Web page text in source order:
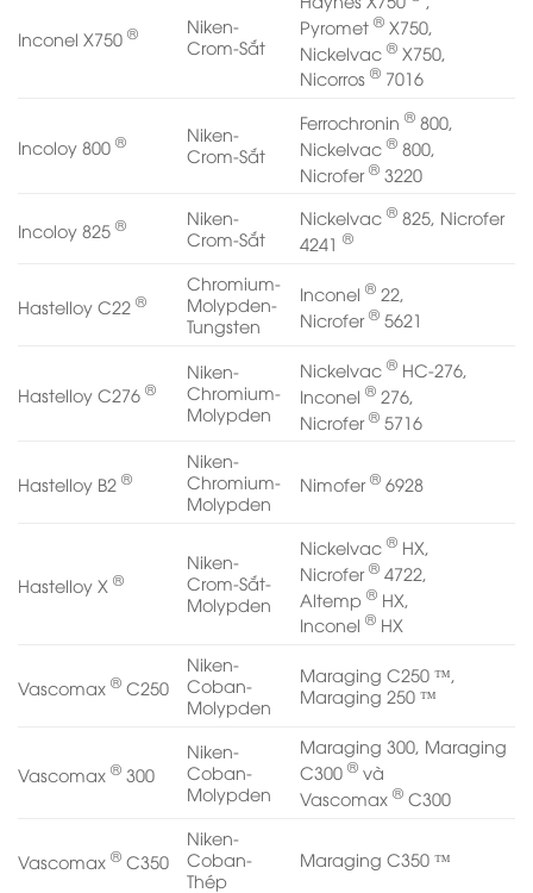
Inconel X750 ®
Niken-
Crom-Sắt
Pyromet® X750,
Nickelvac® X750,
Nicorros® 7016
Incoloy 800 ®
Niken-
Crom-Sắt
Ferrochronin® 800,
Nickelvac® 800,
Nicrofer® 3220
Incoloy 825 ®
Niken-
Crom-Sắt
Nickelvac® 825, Nicrofer
4241®
Hastelloy C22 ®
Chromium-
Molypden-
Tungsten
Inconel® 22,
Nicrofer® 5621
Hastelloy C276 ®
Niken-
Chromium-
Molypden
Nickelvac® HC-276,
Inconel® 276,
Nicrofer® 5716
Hastelloy B2 ®
Niken-
Chromium-
Molypden
Nimofer® 6928
Hastelloy X ®
Niken-
Crom-Sắt-
Molypden
Nickelvac® HX,
Nicrofer® 4722,
Altemp® HX,
Inconel® HX
Vascomax ® C250
Niken-
Coban-
Molypden
Maraging C250 ™,
Maraging 250 ™
Vascomax ® 300
Niken-
Coban-
Molypden
Maraging 300, Maraging
C300® và
Vascomax® C300
Vascomax ® C350
Niken-
Coban-
Thép
Maraging C350 ™